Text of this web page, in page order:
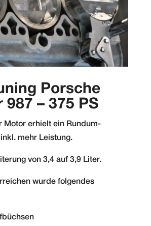
Porsche
987 – 375 PS
Motor erhielt ein Rundum-
mehr Leistung.
von 3,4 auf 3,9 Liter.
wurde folgendes